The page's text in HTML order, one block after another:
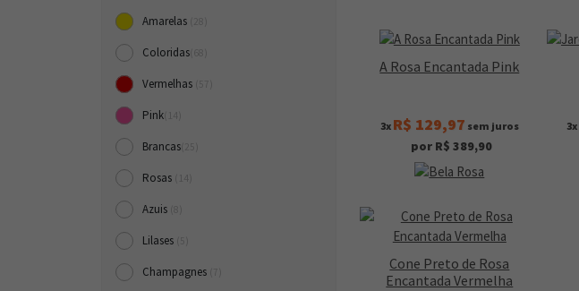
Amarelas
Coloridas
Vermelhas
Pink
Brancas
Rosas
Azuis
Lilases
Champagnes
A Rosa Encantada Pink
3x R$ 129,97 sem juros
por R$ 389,90
3x
Cone Preto de Rosa
Encantada Vermelha